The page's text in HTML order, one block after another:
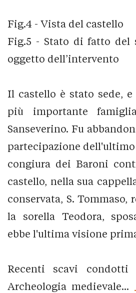
Fig.4 - Vista del castello
Fig.5 - Stato di fatto del
oggetto dell’intervento
Il castello è stato sede,
più importante
Sanseverino. Fu
partecipazione dell'ultimo
congiura dei Baroni
castello, nella sua
conservata, S. Tommaso,
la sorella Teodora,
ebbe l'ultima visione
Recenti scavi
Archeologia medievale...